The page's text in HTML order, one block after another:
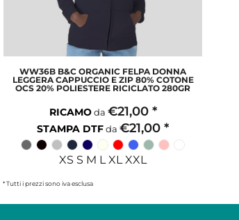
WW36B B&C ORGANIC FELPA DONNA
LEGGERA CAPPUCCIO E ZIP 80% COTONE
OCS 20% POLIESTERE RICICLATO 280GR
RICAMOda €21,00 *
STAMPA DTF da€21,00*
XS S M L XL XXL
* Tutti i prezzi sono iva esclusa